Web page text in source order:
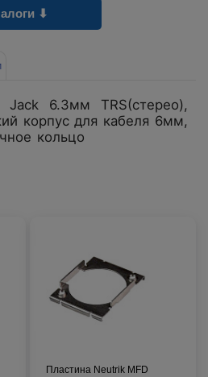
⬇
Jack 6.3мм TRS(стерео),
корпус для кабеля 6мм,
кольцо
Пластина Neutrik MFD